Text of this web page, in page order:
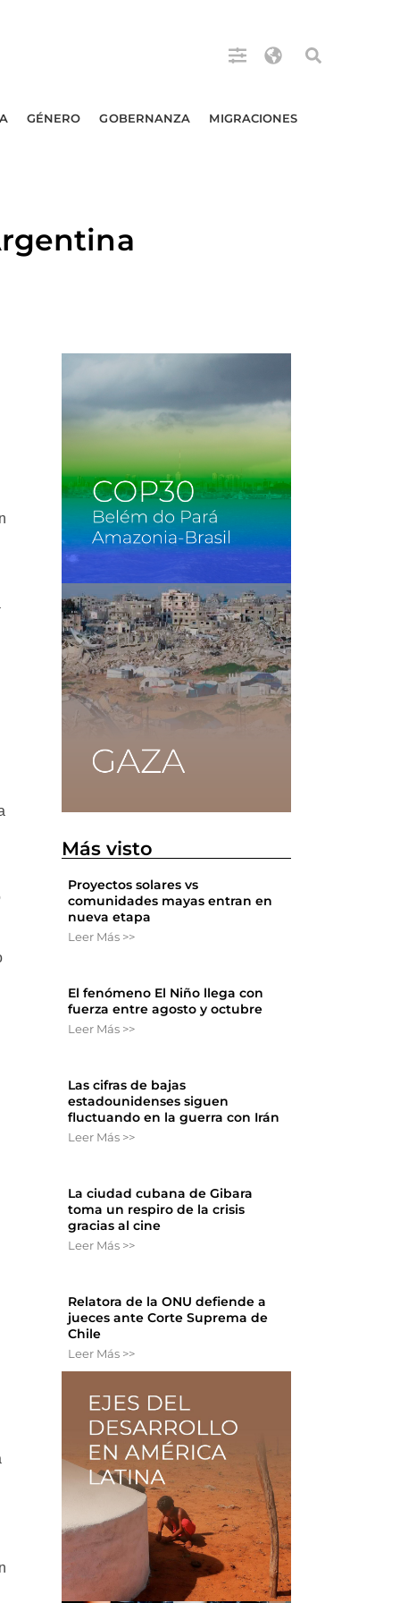
GÉNERO GOBERNANZA MIGRACIONES
Más visto
Proyectos solares vs
comunidades mayas entran en
nueva etapa
Leer Más >>
El fenómeno El Niño llega con
fuerza entre agosto y octubre
Leer Más >>
Las cifras de bajas
estadounidenses siguen
fluctuando en la guerra con Irán
Leer Más >>
La ciudad cubana de Gibara
toma un respiro de la crisis
gracias al cine
Leer Más >>
Relatora de la ONU defiende a
jueces ante Corte Suprema de
Chile
Leer Más >>